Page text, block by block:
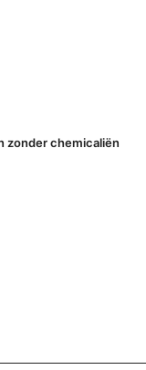
zonder chemicaliën